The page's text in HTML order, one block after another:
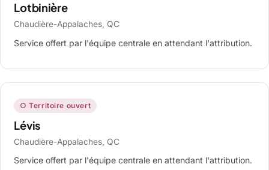
Lotbinière
Chaudière-Appalaches, QC
Service offert par l'équipe centrale en attendant l'attribution.
○ Territoire ouvert
Lévis
Chaudière-Appalaches, QC
Service offert par l'équipe centrale en attendant l'attribution.